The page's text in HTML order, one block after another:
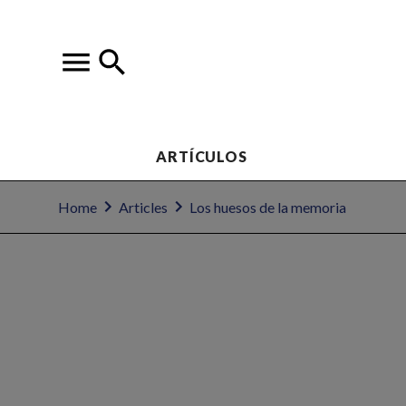
ARTÍCULOS
Home Articles Los huesos de la memoria